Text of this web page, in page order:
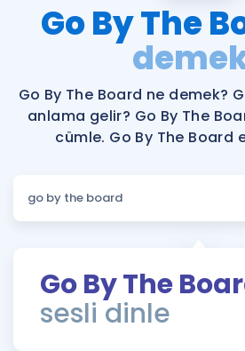
Şifremi
Katılımcı Görüşleri
Faydalı Araçlar
Ücretsiz Kaynaklar
Puan Hesaplama
ÖSYM Sınav Takvimi
Kampanyalar
Go By The
Go By The Board ne demek?
anlama gelir? Go By The
cümle. Go By The Board
Go By The
sesli dinle